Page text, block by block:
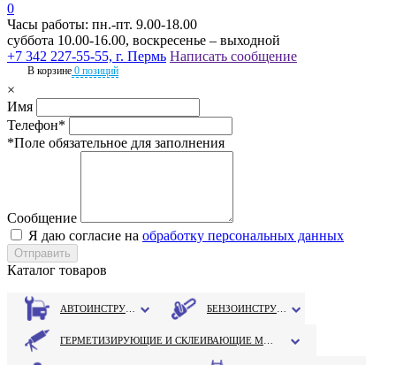
0
Часы работы: пн.-пт. 9.00-18.00
суббота 10.00-16.00, воскресенье – выходной
+7 342 227-55-55, г. Пермь Написать сообщение
В корзине 0 позиций
×
Имя
Телефон*
*Поле обязательное для заполнения
Сообщение
Я даю согласие на обработку персональных данных
Каталог товаров